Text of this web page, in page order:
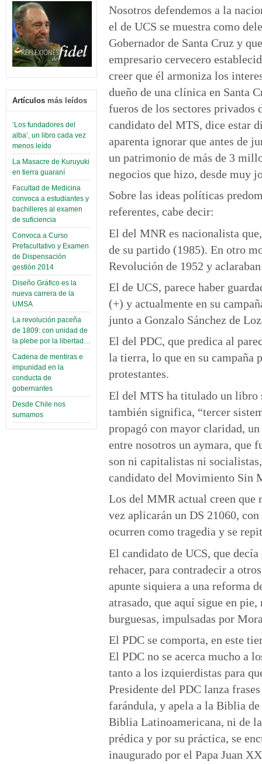
Artículos más leídos
‘Los fundadores del
alba’, un libro cada vez
menos leído
La Masacre de Kuruyuki
en tierra guaraní
Facultad de Medicina
convoca a estudiantes y
bachilleres al examen
de suficiencia
Convoca a Curso
Prefacultativo y Examen
de Dispensación
gestión 2014
Diseño Gráfico es la
nueva carrera de la
UMSA
La revolución paceña
de 1809: con unidad de
la plebe por la libertad…
Cadena de mentiras e
impunidad en la
conducta de
gobernantes
Desde Chile nos
sumamos
Nosotros defendemos a la
el de UCS se muestra como
Gobernador de Santa Cruz y
empresario cervecero
creer que él armoniza los
dueño de una clínica en Santa
fueros de los sectores privados
candidato del MTS, dice estar
aparenta ignorar que antes de
un patrimonio de más de 3
negocios que hizo, desde muy
Sobre las ideas políticas
referentes, cabe decir:
El del MNR es nacionalista
de su partido (1985). En otro
Revolución de 1952 y
El de UCS, parece haber
(+) y actualmente en su
junto a Gonzalo Sánchez de
El del PDC, que predica al
la tierra, lo que en su campaña
protestantes.
El del MTS ha titulado un libro
también significa, “tercer
propagó con mayor claridad,
entre nosotros un aymara, que
son ni capitalistas ni
candidato del Movimiento Sin
Los del MMR actual creen que
vez aplicarán un DS 21060,
ocurren como tragedia y se
El candidato de UCS, que
rehacer, para contradecir a
apunte siquiera a una reforma
atrasado, que aquí sigue en
burguesas, impulsadas por
El PDC se comporta, en este
El PDC no se acerca mucho a
tanto a los izquierdistas para
Presidente del PDC lanza
farándula, y apela a la Biblia
Biblia Latinoamericana, ni de
prédica y por su práctica, se
inaugurado por el Papa Juan